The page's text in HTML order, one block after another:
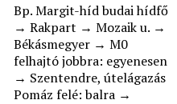
Bp. Margit-híd budai hídfő
→ Rakpart → Mozaik u. →
Békásmegyer → M0
felhajtó jobbra: egyenesen
→ Szentendre, útelágazás
Pomáz felé: balra →